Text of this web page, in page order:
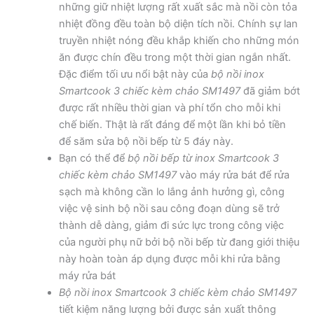
những giữ nhiệt lượng rất xuất sắc mà nồi còn tỏa
nhiệt đồng đều toàn bộ diện tích nồi. Chính sự lan
truyền nhiệt nóng đều khắp khiến cho những món
ăn được chín đều trong một thời gian ngắn nhất.
Đặc điểm tối ưu nổi bật này của bộ nồi inox
Smartcook 3 chiếc kèm chảo SM1497đã giảm bớt
được rất nhiều thời gian và phí tổn cho mỗi khi
chế biến. Thật là rất đáng để một lần khi bỏ tiền
để săm sửa bộ nồi bếp từ 5 đáy này.
Bạn có thể để bộ nồi bếp từ inox Smartcook 3
chiếc kèm chảo SM1497vào máy rửa bát để rửa
sạch mà không cần lo lắng ảnh hưởng gì, công
việc vệ sinh bộ nồi sau công đoạn dùng sẽ trở
thành dễ dàng, giảm đi sức lực trong công việc
của người phụ nữ bởi bộ nồi bếp từ đang giới thiệu
này hoàn toàn áp dụng được mỗi khi rửa bằng
máy rửa bát
Bộ nồi inox Smartcook 3 chiếc kèm chảo SM1497
tiết kiệm năng lượng bởi được sản xuất thông